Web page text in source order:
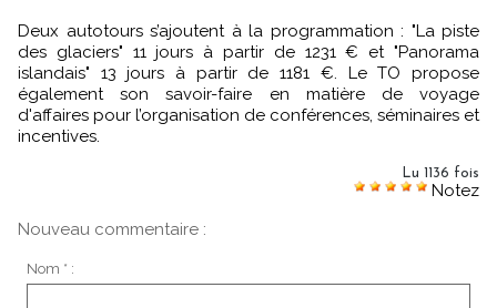
Deux autotours s’ajoutent à la programmation : "La piste
des glaciers" 11 jours à partir de 1231 € et "Panorama
islandais" 13 jours à partir de 1181 €. Le TO propose
également son savoir-faire en matière de voyage
d'affaires pour l’organisation de conférences, séminaires et
incentives.
Lu 1136 fois
Notez
Nouveau commentaire :
Nom * :